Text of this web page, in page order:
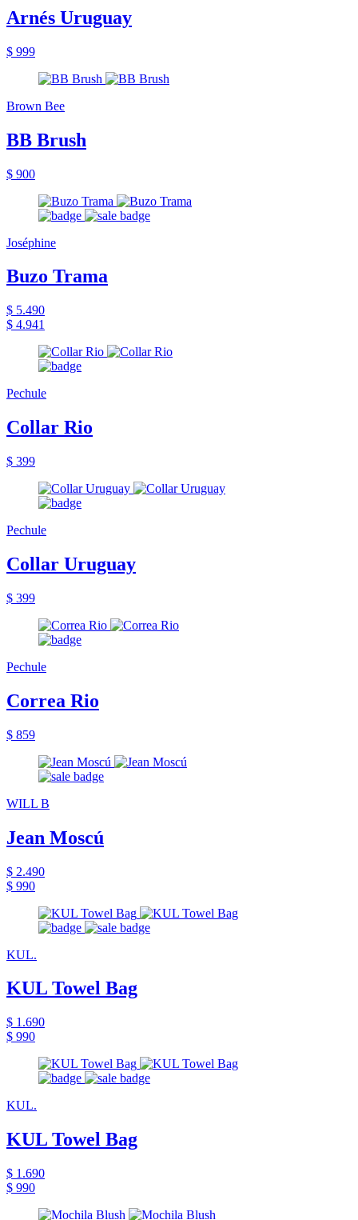
Arnés Uruguay
$ 999
Brown Bee
BB Brush
$ 900
Joséphine
Buzo Trama
$ 5.490
$ 4.941
Pechule
Collar Rio
$ 399
Pechule
Collar Uruguay
$ 399
Pechule
Correa Rio
$ 859
WILL B
Jean Moscú
$ 2.490
$ 990
KUL.
KUL Towel Bag
$ 1.690
$ 990
KUL.
KUL Towel Bag
$ 1.690
$ 990